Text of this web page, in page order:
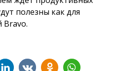
полезны как для
Bravo.